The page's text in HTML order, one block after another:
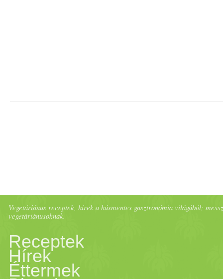
Vegetáriánus receptek, hírek a húsmentes gasztronómia világából;
vegetáriánusoknak.
Receptek
Hírek
Éttermek